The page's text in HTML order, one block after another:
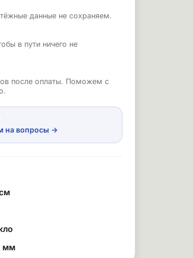
данные не сохраняем.
в пути ничего не
после оплаты. Поможем с
на вопросы →
мм